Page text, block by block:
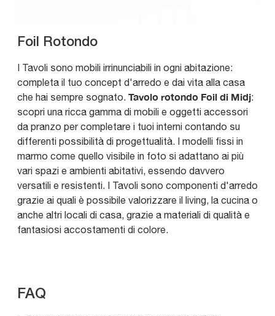
Foil Rotondo
I Tavoli sono mobili irrinunciabili in ogni abitazione:
completa il tuo concept d'arredo e dai vita alla casa
che hai sempre sognato. Tavolo rotondo Foil di Midj:
scopri una ricca gamma di mobili e oggetti accessori
da pranzo per completare i tuoi interni contando su
differenti possibilità di progettualità. I modelli fissi in
marmo come quello visibile in foto si adattano ai più
vari spazi e ambienti abitativi, essendo davvero
versatili e resistenti. I Tavoli sono componenti d'arredo
grazie ai quali è possibile valorizzare il living, la cucina o
anche altri locali di casa, grazie a materiali di qualità e
fantasiosi accostamenti di colore.
FAQ